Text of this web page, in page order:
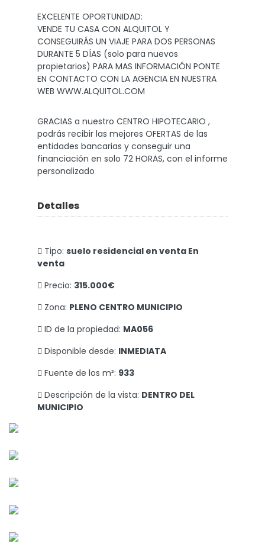
EXCELENTE OPORTUNIDAD:
VENDE TU CASA CON ALQUITOL Y
CONSEGUIRÁS UN VIAJE PARA DOS PERSONAS
DURANTE 5 DÍAS (solo para nuevos
propietarios) PARA MAS INFORMACIÓN PONTE
EN CONTACTO CON LA AGENCIA EN NUESTRA
WEB WWW.ALQUITOL.COM
GRACIAS a nuestro CENTRO HIPOTECARIO ,
podrás recibir las mejores OFERTAS de las
entidades bancarias y conseguir una
financiación en solo 72 HORAS, con el informe
personalizado
Detalles
Tipo: suelo residencial en venta En
venta
Precio: 315.000€
Zona: PLENO CENTRO MUNICIPIO
ID de la propiedad: MA056
Disponible desde: INMEDIATA
Fuente de los m²: 933
Descripción de la vista: DENTRO DEL
MUNICIPIO